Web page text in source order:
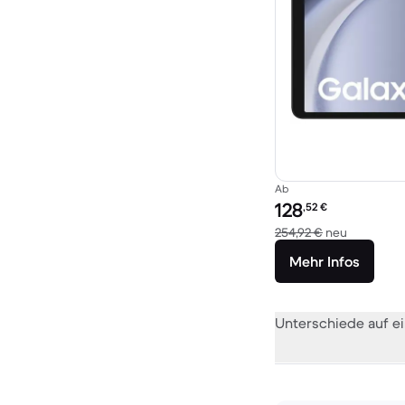
Ab
Preis des erneuerten
128,52 €
254,92 € neu
Mehr Infos
Unterschiede auf